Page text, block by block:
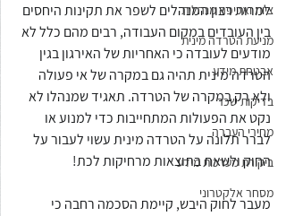
ציות ואכיפה מנהלית
מניעת הטרדה מינית
אבטחת מידע
בדיקות שכר
מחירי העברה
ביקורת מערכות מידע
מסחר אלקטרוני
למרות רצון המנהלים לשפר את תקינות היחסים
בין העובדים במקום העבודה, רבים מהם כלל לא
מודעים לעובדה כי האחריות של האירגון בגין
הטרדה מינית תהיה גם במקרה של אי פעולה
ולא רק במקרה של הטרדה. תאגיד שמנהלו לא
נקט את הפעולות המתחייבות כדי למנוע או
לברר תלונה על הטרדה מינית עשוי לעבור על
החוק ולשאת בתוצאות מרחיקות לכת!
מעבר לחוק היבש, קיימת הסכמה רחבה כי